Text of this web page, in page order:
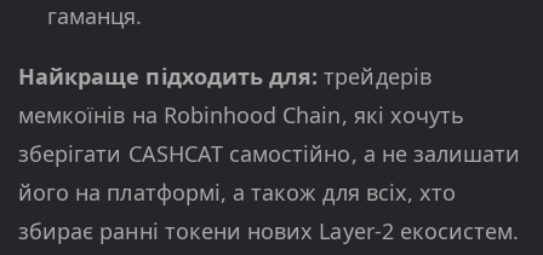
гаманця.
Найкраще підходить для: трейдерів
мемкоїнів на Robinhood Chain, які хочуть
зберігати CASHCAT самостійно, а не залишати
його на платформі, а також для всіх, хто
збирає ранні токени нових Layer-2 екосистем.